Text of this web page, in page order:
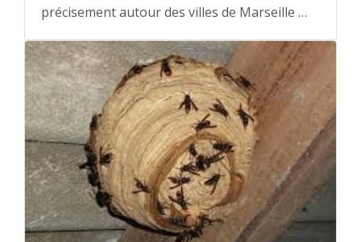
précisement autour des villes de Marseille …